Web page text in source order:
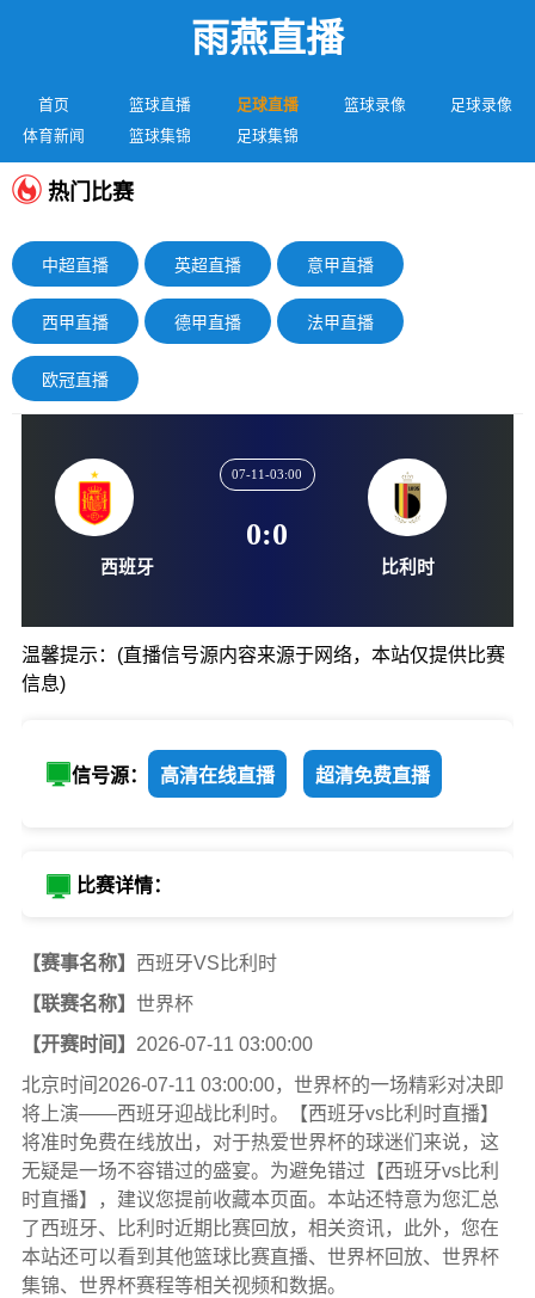
雨燕直播
首页 篮球直播 足球直播 篮球录像
足球录像
体育新闻
篮球集锦 足球集锦
热门比赛
中超直播 英超直播 意甲直播
西甲直播 德甲直播 法甲直播
欧冠直播
0:0
温馨提示：(直播信号源内容来源于网络，本站仅提供比赛
信息)
信号源： 高清在线直播 超清免费直播
比赛详情：
【赛事名称】 西班牙VS比利时
【联赛名称】 世界杯
【开赛时间】 2026-07-11 03:00:00
北京时间2026-07-11 03:00:00，世界杯的一场精彩对决即
将上演——西班牙迎战比利时。【西班牙vs比利时直播】
将准时免费在线放出，对于热爱世界杯的球迷们来说，这
无疑是一场不容错过的盛宴。为避免错过【西班牙vs比利
时直播】，建议您提前收藏本页面。本站还特意为您汇总
了西班牙、比利时近期比赛回放，相关资讯，此外，您在
本站还可以看到其他篮球比赛直播、世界杯回放、世界杯
集锦、世界杯赛程等相关视频和数据。